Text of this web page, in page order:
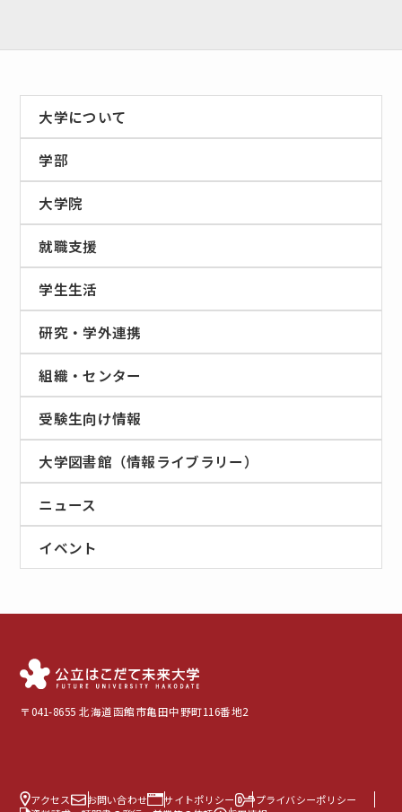
大学について
学部
大学院
就職支援
学生生活
研究・学外連携
組織・センター
受験生向け情報
大学図書館（情報ライブラリー）
ニュース
イベント
〒041-8655 北海道函館市亀田中野町116番地2
アクセス お問い合わせ サイトポリシー
プライバシーポリシー